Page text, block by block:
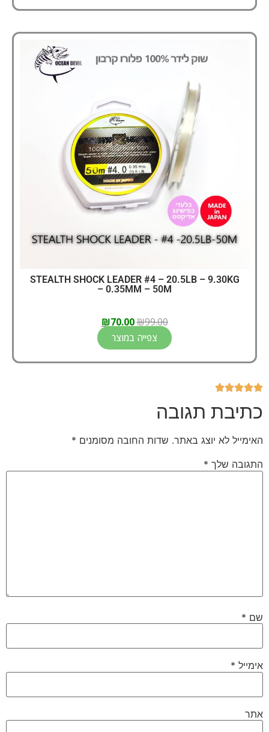
STEALTH SHOCK LEADER #4 – 20.5LB – 9.30KG
– 0.35MM – 50M
₪99.00
₪70.00
צפייה במוצר
כתיבת תגובה
האימייל לא יוצג באתר. שדות החובה מסומנים *
התגובה שלך *
שם *
אימייל *
אתר